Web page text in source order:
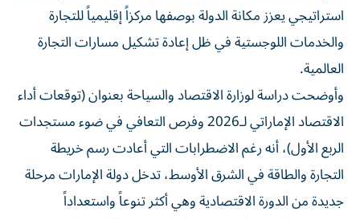
استراتيجي يعزز مكانة الدولة بوصفها مركزاً إقليمياً للتجارة
والخدمات اللوجستية في ظل إعادة تشكيل مسارات التجارة
العالمية.
وأوضحت دراسة لوزارة الاقتصاد والسياحة بعنوان (توقعات أداء
الاقتصاد الإماراتي لـ2026 وفرص التعافي في ضوء مستجدات
الربع الأول)، أنه رغم الاضطرابات التي أعادت رسم خريطة
التجارة والطاقة في الشرق الأوسط، تدخل دولة الإمارات مرحلة
جديدة من الدورة الاقتصادية وهي أكثر تنوعاً واستعداداً